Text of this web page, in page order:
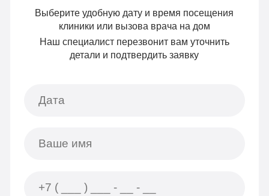
Выберите удобную дату и время посещения
клиники или вызова врача на дом
Наш специалист перезвонит вам уточнить
детали и подтвердить заявку